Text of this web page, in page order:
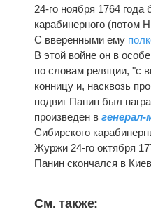
24-го ноября 1764
карабинерного (потом
С вверенными ему
В этой войне он в
по словам реляции, "с
конницу и, насквозь
подвиг Панин был
произведен в
Сибирского
Журжи 24-го октября
Панин скончался в
См. также: